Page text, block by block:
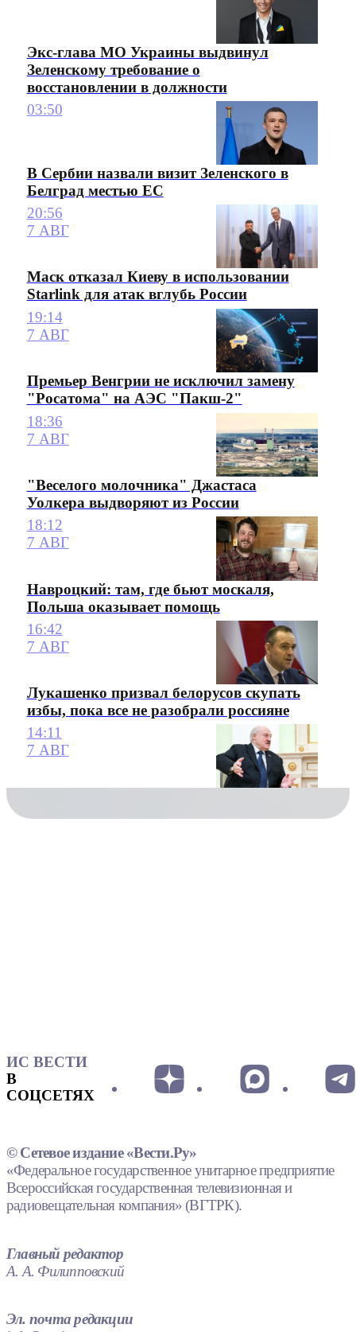
Экс-глава МО Украины выдвинул
Зеленскому требование о
восстановлении в должности
03:50
В Сербии назвали визит Зеленского в
Белград местью ЕС
20:56
7 АВГ
Маск отказал Киеву в использовании
Starlink для атак вглубь России
19:14
7 АВГ
Премьер Венгрии не исключил замену
"Росатома" на АЭС "Пакш-2"
18:36
7 АВГ
"Веселого молочника" Джастаса
Уолкера выдворяют из России
18:12
7 АВГ
Навроцкий: там, где бьют москаля,
Польша оказывает помощь
16:42
7 АВГ
Лукашенко призвал белорусов скупать
избы, пока все не разобрали россияне
14:11
7 АВГ
ИС ВЕСТИ
В
СОЦСЕТЯХ
© Сетевое издание «Вести.Ру»
«Федеральное государственное унитарное предприятие
Всероссийская государственная телевизионная и
радиовещательная компания» (ВГТРК).
Главный редактор
А. А. Филипповский
Эл. почта редакции